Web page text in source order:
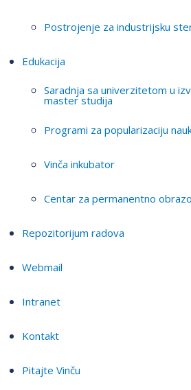
Postrojenje za industrijsku
Edukacija
Saradnja sa univerzitetom u
master studija
Programi za popularizaciju
Vinča inkubator
Centar za permanentno
Repozitorijum radova
Webmail
Intranet
Kontakt
Pitajte Vinču